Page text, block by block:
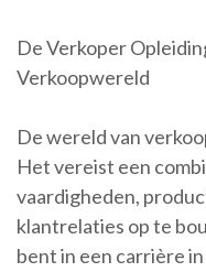
De Verkoper
Verkoopwereld
De wereld van
Het vereist een
vaardigheden,
klantrelaties op te
bent in een carrière